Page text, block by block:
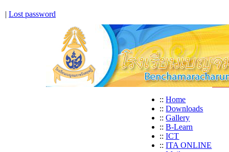
| Lost password
:: Home
:: Downloads
:: Gallery
:: B-Learn
:: ICT
:: ITA ONLINE